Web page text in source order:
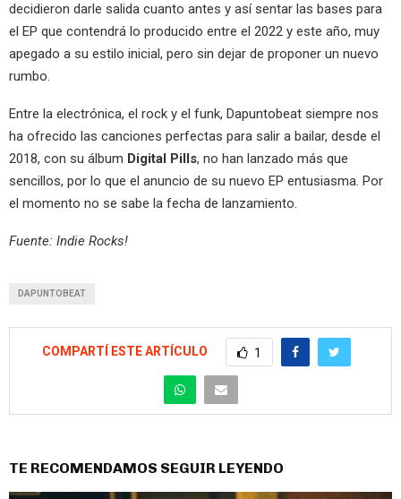
decidieron darle salida cuanto antes y así sentar las bases para
el EP que contendrá lo producido entre el 2022 y este año, muy
apegado a su estilo inicial, pero sin dejar de proponer un nuevo
rumbo.
Entre la electrónica, el rock y el funk, Dapuntobeat siempre nos
ha ofrecido las canciones perfectas para salir a bailar, desde el
2018, con su álbum Digital Pills, no han lanzado más que
sencillos, por lo que el anuncio de su nuevo EP entusiasma. Por
el momento no se sabe la fecha de lanzamiento.
Fuente: Indie Rocks!
DAPUNTOBEAT
COMPARTÍ ESTE ARTÍCULO 1
TE RECOMENDAMOS SEGUIR LEYENDO